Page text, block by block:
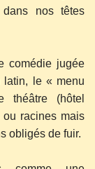
nos têtes
comédie jugée
latin, le « menu
théâtre (hôtel
racines mais
obligés de fuir.